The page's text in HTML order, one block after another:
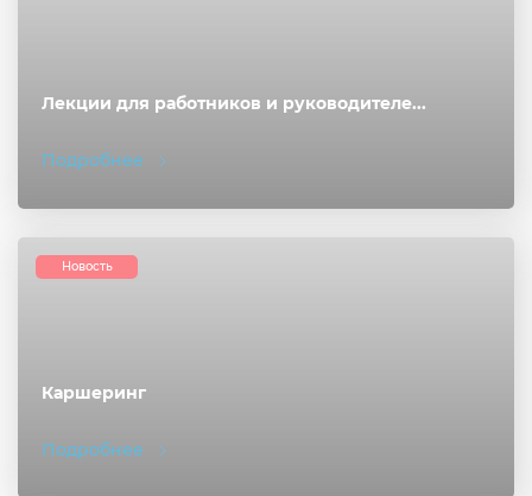
Лекции для работников и руководителе...
Подробнее
Каршеринг
Подробнее
Новость